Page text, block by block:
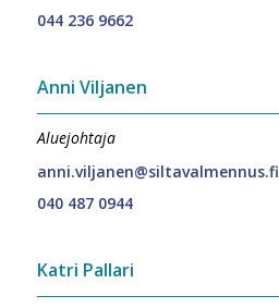
044 236 9662
Anni Viljanen
Aluejohtaja
anni.viljanen@siltavalmennus.fi
040 487 0944
Katri Pallari